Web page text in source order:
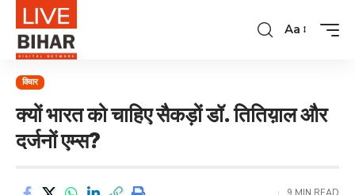
Aa
विचार
क्यों भारत को चाहिए सैकड़ों डॉ. तितिय़ाल और
दर्जनों एम्स?